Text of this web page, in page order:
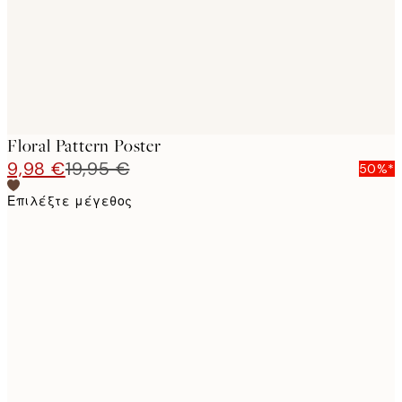
Floral Pattern Poster
9,98 €19,95 €
50%*
Επιλέξτε μέγεθος